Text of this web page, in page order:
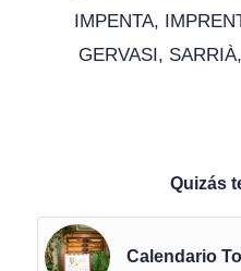
IMPENTA,
GERVASI , SARRIÀ,
Quizás
Calendario